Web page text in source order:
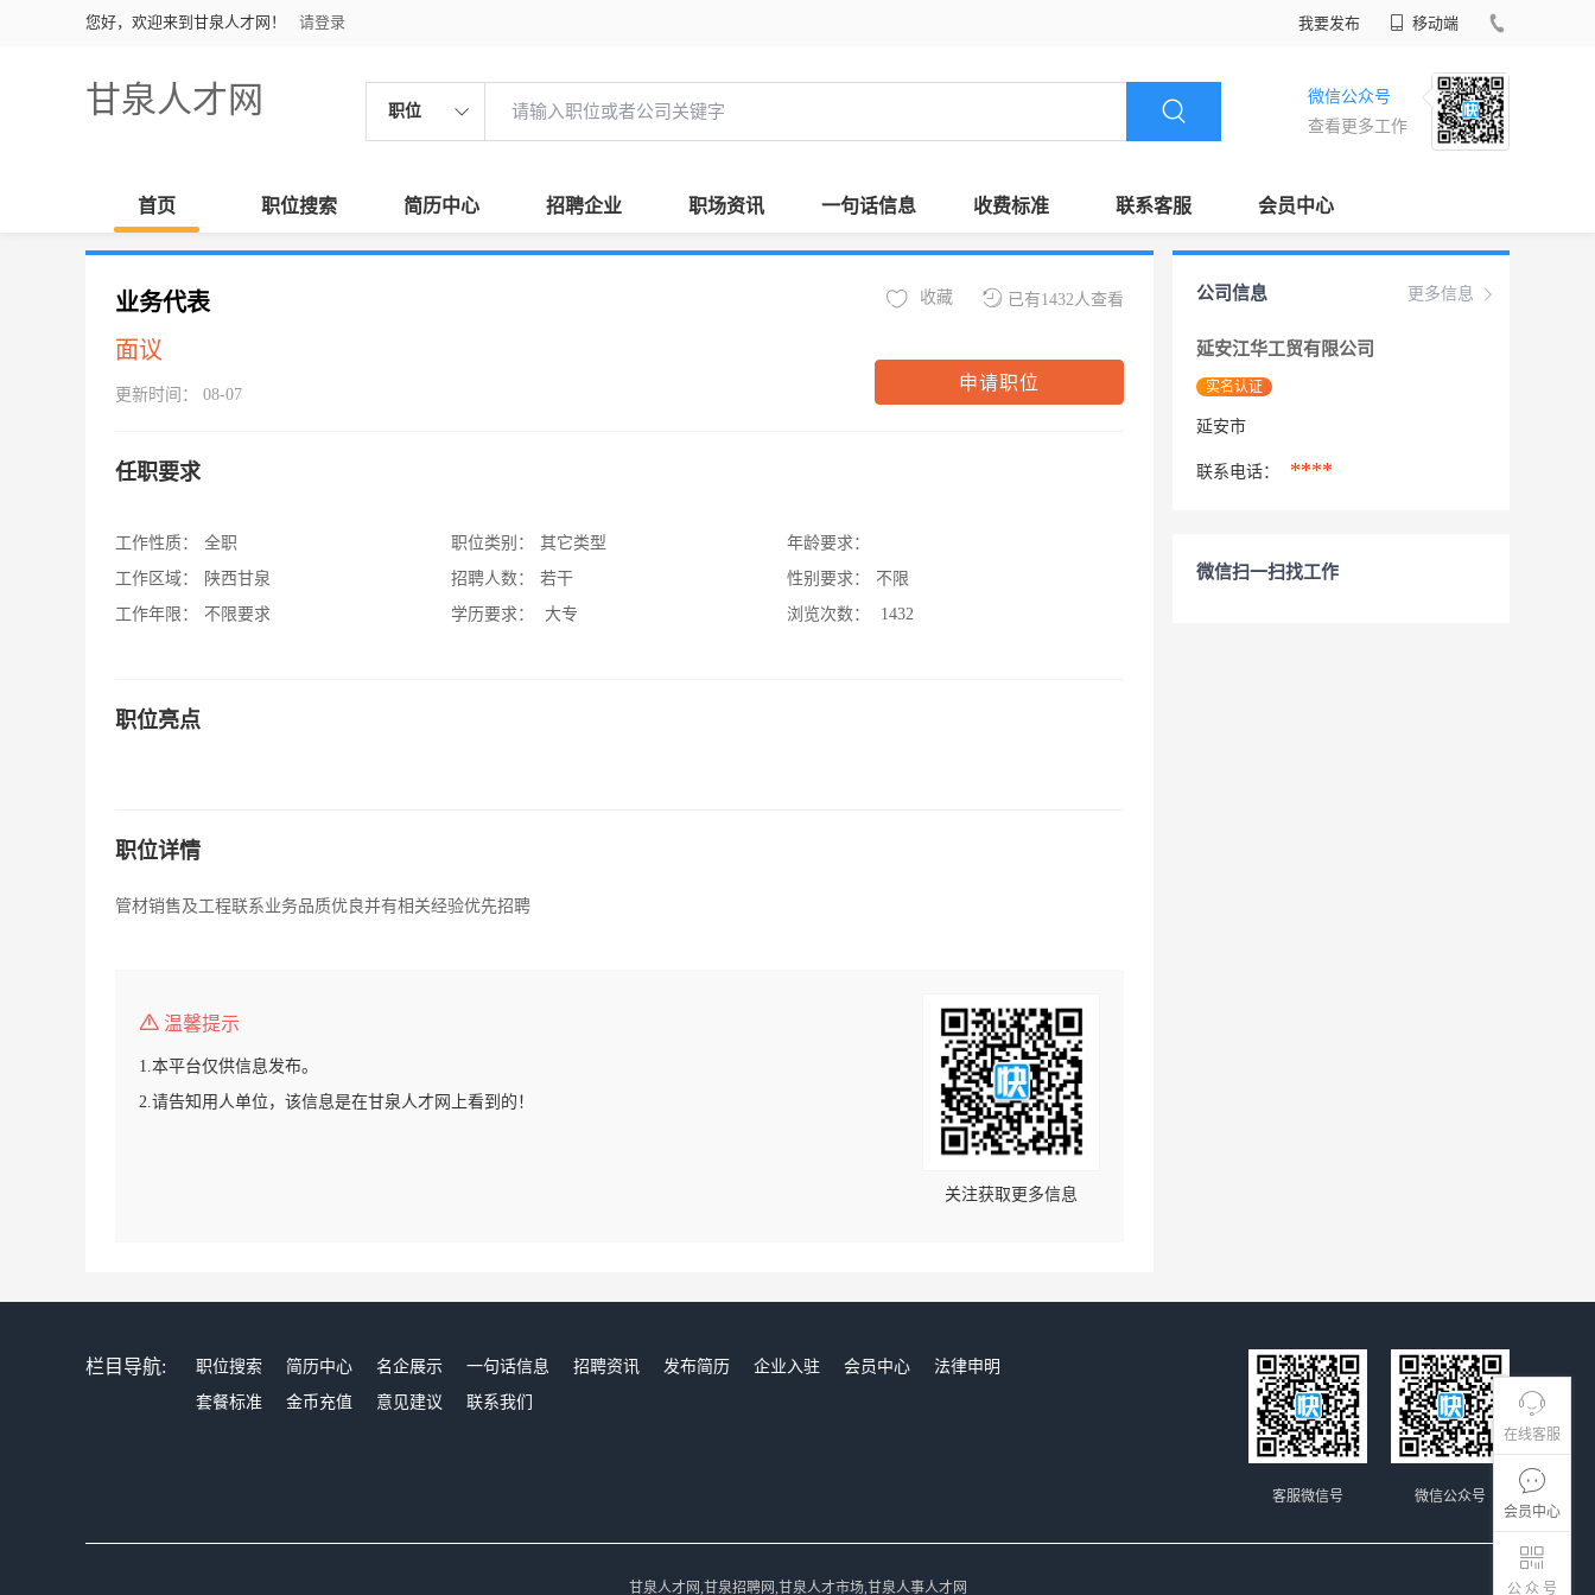
您好，欢迎来到甘泉人才网！ 请登录 我要发布 移动端
甘泉人才网 职位
微信公众号
查看更多工作
首页 职位搜索 简历中心 招聘企业 职场资讯 一句话信息 收费标准 联系客服 会员中心
在线客服
会员中心
公 众 号
业务代表
面议
更新时间： 08-07
已有1432人查看
收藏
申请职位
任职要求
工作性质：
全职
工作区域：
陕西甘泉
工作年限：
不限要求
职位类别：
其它类型
招聘人数：
若干
学历要求：
大专
年龄要求：
性别要求：
不限
浏览次数：
1432
职位亮点
职位详情
管材销售及工程联系业务品质优良并有相关经验优先招聘
温馨提示
1.本平台仅供信息发布。
2.请告知用人单位，该信息是在甘泉人才网上看到的！
关注获取更多信息
更多信息
公司信息
延安江华工贸有限公司
实名认证
延安市
联系电话： ****
微信扫一扫找工作
栏目导航: 职位搜索 简历中心 名企展示 一句话信息 招聘资讯 发布简历 企业入驻 会员中心
法律申明
套餐标准
金币充值 意见建议 联系我们
微信公众号
客服微信号
甘泉人才网,甘泉招聘网,甘泉人才市场,甘泉人事人才网